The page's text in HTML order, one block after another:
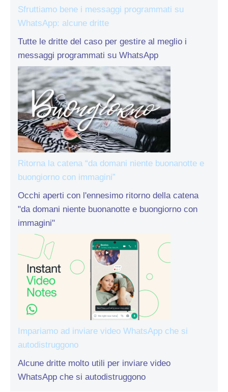
Sfruttiamo bene i messaggi programmati su
WhatsApp: alcune dritte
Tutte le dritte del caso per gestire al meglio i
messaggi programmati su WhatsApp
Ritorna la catena “da domani niente buonanotte e
buongiorno con immagini”
Occhi aperti con l'ennesimo ritorno della catena
"da domani niente buonanotte e buongiorno con
immagini"
Impariamo ad inviare video WhatsApp che si
autodistruggono
Alcune dritte molto utili per inviare video
WhatsApp che si autodistruggono